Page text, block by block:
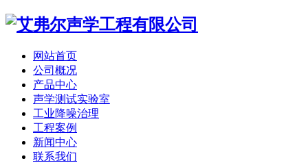
网站首页
公司概况
产品中心
声学测试实验室
工业降噪治理
工程案例
新闻中心
联系我们